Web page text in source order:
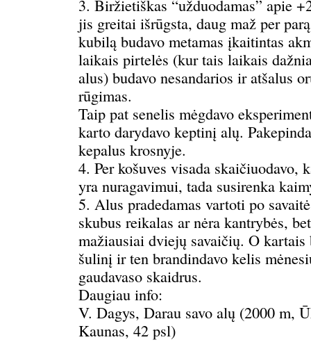
3. Biržietiškas “užduodamas” apie
jis greitai išrūgsta, daug maž per
kubilą budavo metamas įkaitintas
laikais pirtelės (kur tais laikais
alus) budavo nesandarios ir atšalus
rūgimas.
Taip pat senelis mėgdavo
karto darydavo keptinį alų.
kepalus krosnyje.
4. Per košuves visada skaičiuodavo,
yra nuragavimui, tada susirenka
5. Alus pradedamas vartoti po
skubus reikalas ar nėra kantrybės,
mažiausiai dviejų savaičių. O kartais
šulinį ir ten brandindavo kelis
gaudavaso skaidrus.
Daugiau info:
V. Dagys, Darau savo alų (2000 m,
Kaunas, 42 psl)